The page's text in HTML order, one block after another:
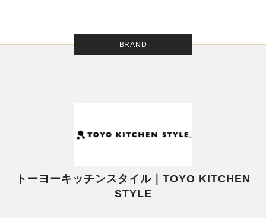
BRAND
トーヨーキッチンスタイル｜TOYO KITCHEN
STYLE